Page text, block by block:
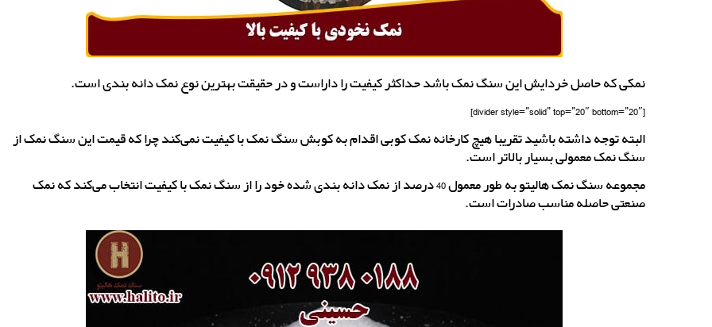
نمکی که حاصل خردایش این سنگ نمک باشد حداکثر کیفیت را داراست و در حقیقت بهترین نوع نمک دانه بندی است.
[divider style=”solid” top=”20″ bottom=”20″]
البته توجه داشته باشید تقریبا هیچ کارخانه نمک کوبی اقدام به کوبش سنگ نمک با کیفیت نمی‌کند چرا که قیمت این سنگ نمک از
سنگ نمک معمولی بسیار بالاتر است.
مجموعه سنگ نمک هالیتو به طور معمول 40 درصد از نمک دانه بندی شده خود را از سنگ نمک با کیفیت انتخاب می‌کند که نمک
صنعتی حاصله مناسب صادرات است.